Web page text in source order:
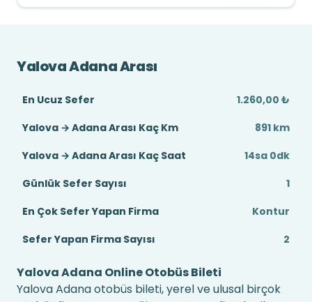
Yalova Adana Arası
En Ucuz Sefer
1.260,00 ₺
Yalova → Adana Arası Kaç Km
891 km
Yalova → Adana Arası Kaç Saat
14sa 0dk
Günlük Sefer Sayısı
1
En Çok Sefer Yapan Firma
Kontur
Sefer Yapan Firma Sayısı
2
Yalova Adana Online Otobüs Bileti
Yalova Adana otobüs bileti, yerel ve ulusal birçok